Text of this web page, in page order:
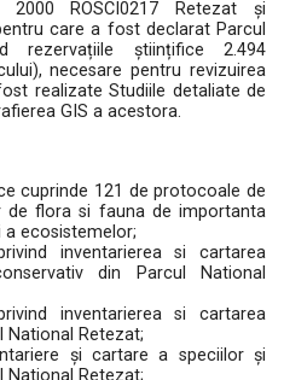
2000 ROSCI0217 Retezat și
care a fost declarat Parcul
rezervațiile științifice 2.494
necesare pentru revizuirea
realizate Studiile detaliate de
GIS a acestora.
cuprinde 121 de protocoale de
de flora si fauna de importanta
ecosistemelor;
inventarierea si cartarea
din Parcul National
inventarierea si cartarea
National Retezat;
și cartare a speciilor și
National Retezat;